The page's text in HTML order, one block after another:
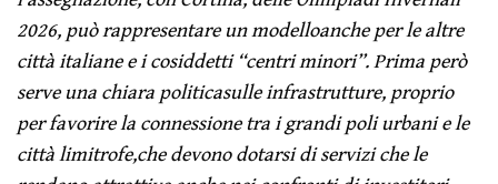
2026, può rappresentare un modelloanche per le altre
città italiane e i cosiddetti “centri minori”. Prima però
serve una chiara politicasulle infrastrutture, proprio
per favorire la connessione tra i grandi poli urbani e le
città limitrofe,che devono dotarsi di servizi che le